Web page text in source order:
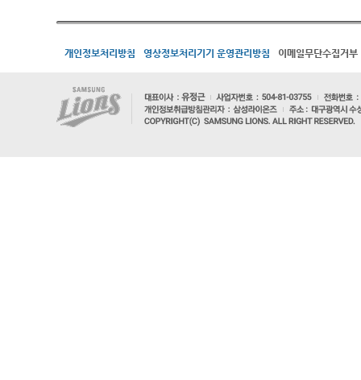
개인정보처리방침 영상정보처리기기 운영관리방침 이메일무단수집거부